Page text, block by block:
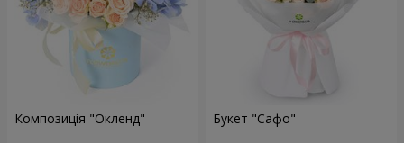
Композиція "Окленд" Букет "Сафо"